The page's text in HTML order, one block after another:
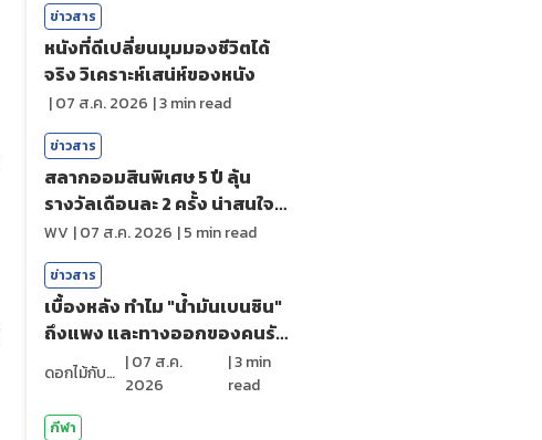
ข่าวสาร
หนังที่ดีเปลี่ยนมุมมองชีวิตได้
จริง วิเคราะห์เสน่ห์ของหนัง
|07 ส.ค. 2026 |3min read
ข่าวสาร
สลากออมสินพิเศษ 5 ปี ลุ้น
รางวัลเดือนละ 2 ครั้ง น่าสนใจ
ไหม?
WV |07 ส.ค. 2026 |5 min read
ข่าวสาร
เบื้องหลัง ทำไม "น้ำมันเบนซิน"
ถึงแพง และทางออกของคนรัก
รถ?
ดอกไม้กับสายน้ำ |07 ส.ค.
2026
|3min
read
กีฬา